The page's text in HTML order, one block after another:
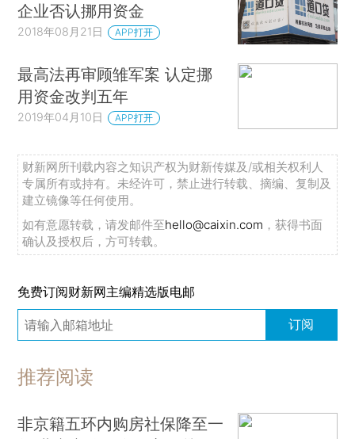
企业否认挪用资金
2018年08月21日 APP打开
最高法再审顾雏军案 认定挪
用资金改判五年
2019年04月10日 APP打开
财新网所刊载内容之知识产权为财新传媒及/或相关权利人
专属所有或持有。未经许可，禁止进行转载、摘编、复制及
建立镜像等任何使用。
如有意愿转载，请发邮件至hello@caixin.com ，获得书面
确认及授权后，方可转载。
免费订阅财新网主编精选版电邮
订阅
推荐阅读
非京籍五环内购房社保降至一